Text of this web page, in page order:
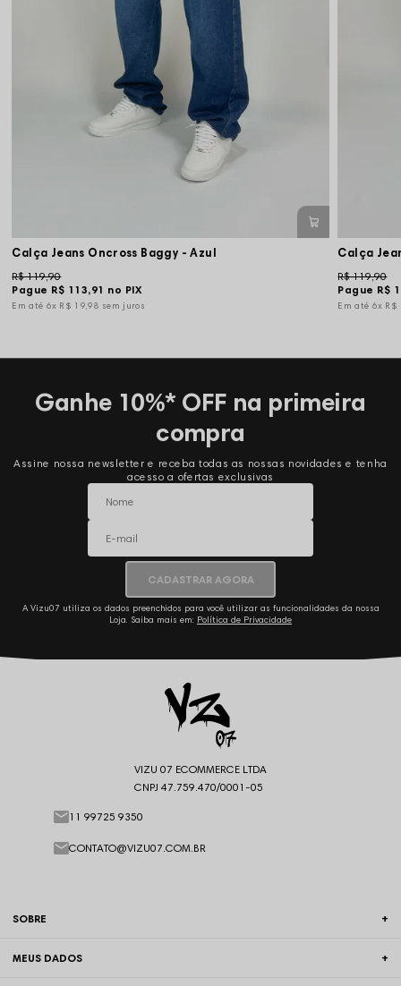
Calça Jeans Oncross Baggy - Azul
Pague R$ 113,91 no PIX
R$ 119,90
6x R$ 19,98 sem juros
Calça
Pague R$
R$ 119,90
6x R$
Ganhe 10%* OFF na primeira
compra
Assine nossa newsletter e receba todas as nossas novidades e tenha
acesso a ofertas exclusivas
CADASTRAR AGORA
A Vizu07 utiliza os dados preenchidos para você utilizar as funcionalidades da nossa
Loja. Saiba mais em: Política de Privacidade
SOBRE
MEUS DADOS
VIZU 07 ECOMMERCE LTDA
CNPJ 47.759.470/0001-05
11 99725 9350
CONTATO@VIZU07.COM.BR